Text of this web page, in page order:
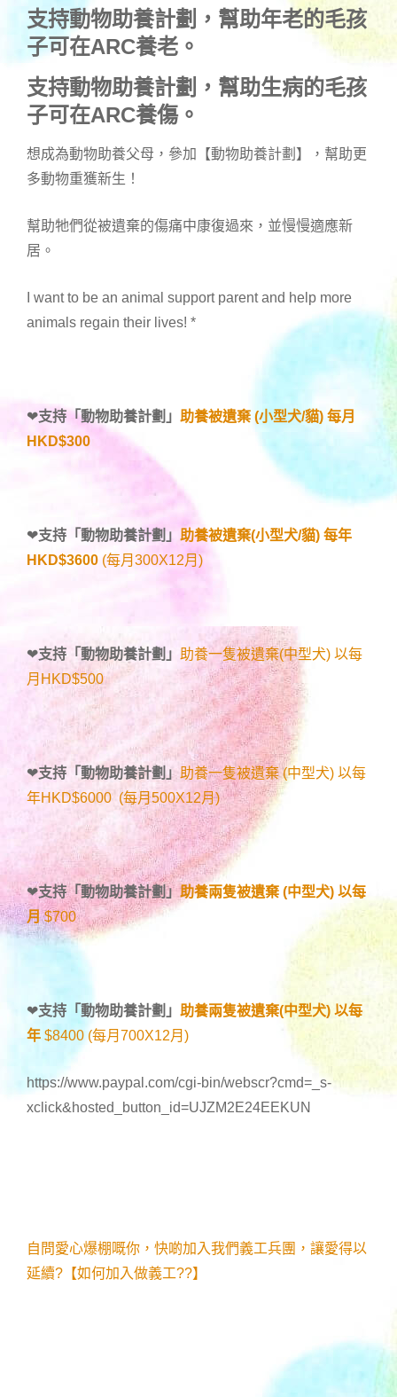
支持動物助養計劃，幫助年老的毛孩
子可在ARC養老。
支持動物助養計劃，幫助生病的毛孩
子可在ARC養傷。
想成為動物助養父母，參加【動物助養計劃】，幫助更
多動物重獲新生！
幫助牠們從被遺棄的傷痛中康復過來，並慢慢適應新
居。
I want to be an animal support parent and help more
animals regain their lives! *
❤支持「動物助養計劃 」 助養被遺棄 (小型犬/貓) 每月
HKD$300
❤支持「動物助養計劃 」 助養被遺棄(小型犬/貓) 每年
HKD$3600 (每月300X12月)
❤支持「動物助養計劃 」 助養一隻被遺棄(中型犬) 以每
月HKD$500
❤支持「動物助養計劃」助養一隻被遺棄 (中型犬) 以每
年HKD$6000 (每月500X12月)
❤支持「動物助養計劃」助養兩隻被遺棄 (中型犬) 以每
月 $700
❤支持「動物助養計劃 」 助養兩隻被遺棄(中型犬) 以每
年 $8400 (每月700X12月)
https://www.paypal.com/cgi-bin/webscr?cmd=_s-
xclick&hosted_button_id=UJZM2E24EEKUN
自問愛心爆棚嘅你，快啲加入我們義工兵團，讓愛得以
延續?【如何加入做義工??】